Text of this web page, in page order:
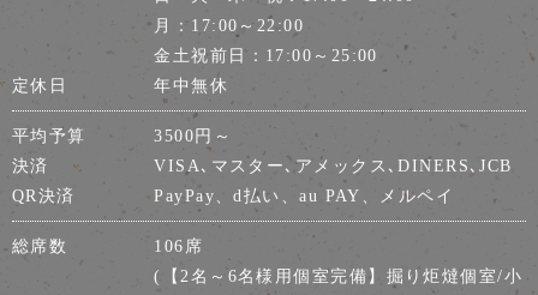
月：17:00～22:00
金土祝前日：17:00～25:00
定休日
年中無休
平均予算
3500円～
決済
VISA､マスター､アメックス､DINERS､JCB
QR決済
PayPay、d払い、au PAY、メルペイ
総席数
106席
(【2名～6名様用個室完備】掘り炬燵個室/小